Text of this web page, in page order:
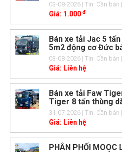
03-08-2026| Tin: Cần bán
Giá: 1.000 đ
Bán xe tải Jac 5
5m2 động cơ Đức
03-08-2026| Tin: Cần bán
Giá: Liên hệ
Bán xe tải Faw
Tiger 8 tấn thùng
31-07-2026| Tin: Cần bán
Giá: Liên hệ
PHÂN PHỐI MOOC